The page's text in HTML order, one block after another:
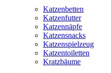
Katzenbetten
Katzenfutter
Katzennäpfe
Katzensnacks
Katzenspielzeug
Katzentoiletten
Kratzbäume